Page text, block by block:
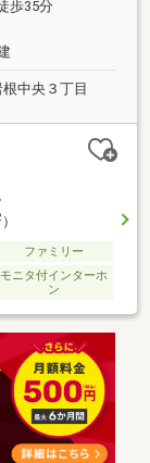
歩35分
中央３丁目
）
ファミリー
モニタ付インターホ
ン